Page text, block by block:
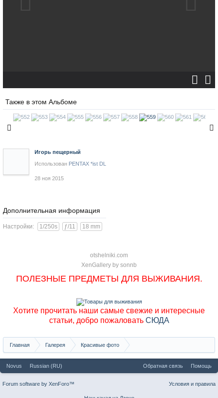
Также в этом Альбоме
Игорь пещерный
Использован PENTAX *ist DL
28 ноя 2015
Дополнительная информация
Настройки: 1/250s ƒ/11 18 mm
otshelniki.com
XenGallery by sonnb
ПОЛЕЗНЫЕ ПРЕДМЕТЫ ДЛЯ ВЫЖИВАНИЯ.
Хотите прочитать наши самые свежие и интересные
статьи, добро пожаловать СЮДА
Главная Галерея Красивые фото
Саяны, хребет Ергаки, фото Матниной
Novus Russian (RU) Обратная связь Помощь
Условия и правила
Forum software by XenForo™